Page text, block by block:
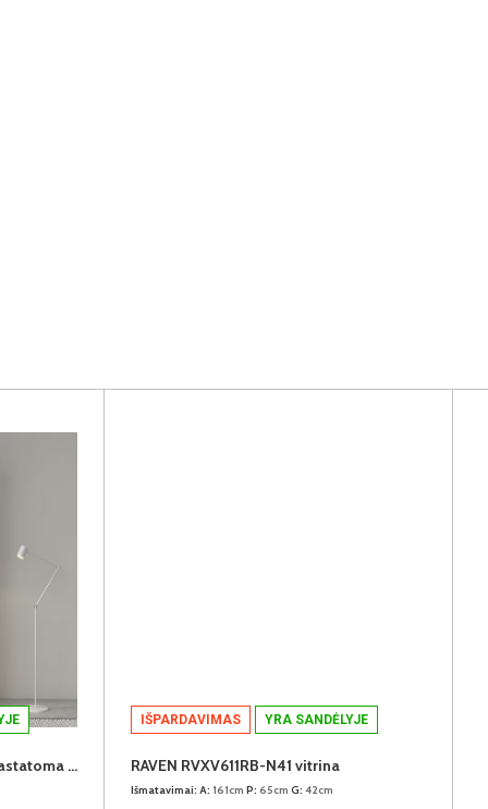
CANDLEKEEP CDKR802-D78 pastatoma lentyna
IŠPARDAVIMAS YRA SANDĖLYJE
RAVEN RVXV611RB-N41 vitrina
Išmatavimai: A: 161cm P: 65cm G: 42cm